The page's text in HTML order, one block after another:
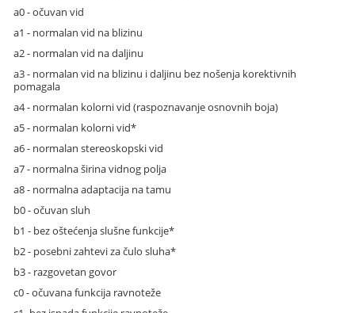
a0 - očuvan vid
a1 - normalan vid na blizinu
a2 - normalan vid na daljinu
a3 - normalan vid na blizinu i daljinu bez nošenja korektivnih
pomagala
a4 - normalan kolorni vid (raspoznavanje osnovnih boja)
a5 - normalan kolorni vid*
a6 - normalan stereoskopski vid
a7 - normalna širina vidnog polja
a8 - normalna adaptacija na tamu
b0 - očuvan sluh
b1 - bez oštećenja slušne funkcije*
b2 - posebni zahtevi za čulo sluha*
b3 - razgovetan govor
c0 - očuvana funkcija ravnoteže